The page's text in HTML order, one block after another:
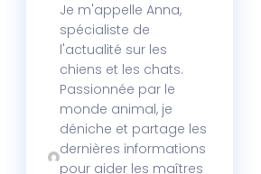
Je m'appelle Anna,
spécialiste de
l'actualité sur les
chiens et les chats.
Passionnée par le
monde animal, je
déniche et partage les
dernières informations
pour aider les maîtres